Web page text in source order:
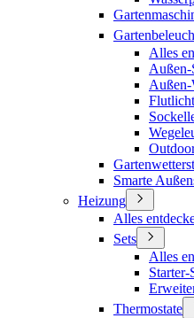
Alles
Außen-
Außen-
Smarte
Heizung
Alles
Sets
Alles
Starter-
Thermostate